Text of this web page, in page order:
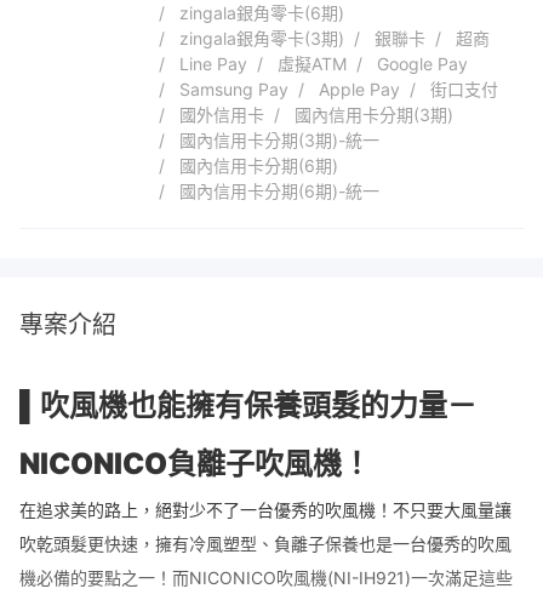
zingala銀角零卡(6期)
zingala銀角零卡(3期)
銀聯卡
超商
Line Pay
虛擬ATM
Google Pay
Samsung Pay
Apple Pay
街口支付
國外信用卡
國內信用卡分期(3期)
國內信用卡分期(3期)-統一
國內信用卡分期(6期)
國內信用卡分期(6期)-統一
專案介紹
▌吹風機也能擁有保養頭髮的力量－
NICONICO負離子吹風機！
在追求美的路上，絕對少不了一台優秀的吹風機！不只要大風量讓
吹乾頭髮更快速，擁有冷風塑型、負離子保養也是一台優秀的吹風
機必備的要點之一！而NICONICO吹風機(NI-IH921)一次滿足這些